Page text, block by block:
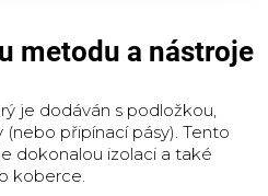
metodu a nástroje
je dodáván s podložkou,
připínací pásy). Tento
dokonalou izolaci a také
koberce.